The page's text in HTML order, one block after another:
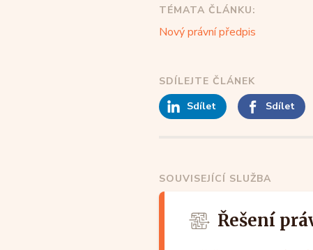
TÉMATA ČLÁNKU:
Nový právní předpis
SDÍLEJTE ČLÁNEK
Sdílet
Sdílet
SOUVISEJÍCÍ SLUŽBA
Řešení